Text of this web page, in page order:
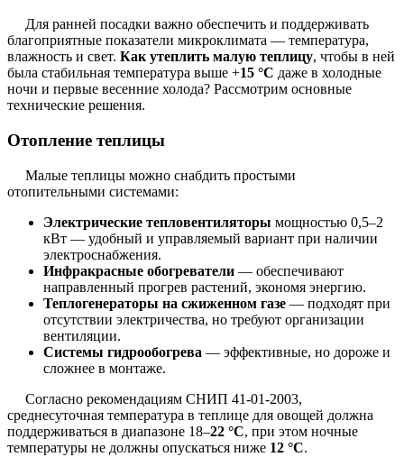
Для ранней посадки важно обеспечить и поддерживать
благоприятные показатели микроклимата — температура,
влажность и свет. Как утеплить малую теплицу, чтобы в ней
была стабильная температура выше +15 °С даже в холодные
ночи и первые весенние холода? Рассмотрим основные
технические решения.
Отопление теплицы
Малые теплицы можно снабдить простыми
отопительными системами:
Электрические тепловентиляторы мощностью 0,5–2
кВт — удобный и управляемый вариант при наличии
электроснабжения.
Инфракрасные обогреватели — обеспечивают
направленный прогрев растений, экономя энергию.
Теплогенераторы на сжиженном газе — подходят при
отсутствии электричества, но требуют организации
вентиляции.
Системы гидрообогрева — эффективные, но дороже и
сложнее в монтаже.
Согласно рекомендациям СНИП 41-01-2003,
среднесуточная температура в теплице для овощей должна
поддерживаться в диапазоне 18–22 °С, при этом ночные
температуры не должны опускаться ниже 12 °С.